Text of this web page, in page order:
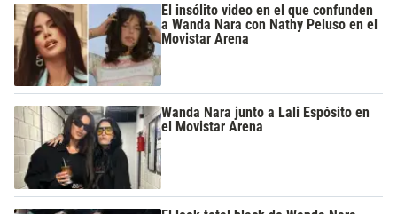
El insólito video en el que confunden
a Wanda Nara con Nathy Peluso en el
Movistar Arena
Wanda Nara junto a Lali Espósito en
el Movistar Arena